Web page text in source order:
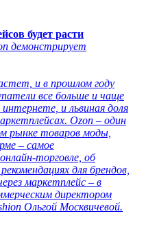
будет расти
демонстрирует
и в прошлом году
все больше и чаще
и львиная доля
Ozon – один
рынке товаров моды,
– самое
торговле, об
для брендов,
маркетплейс – в
директором
Ольгой Москвичевой.